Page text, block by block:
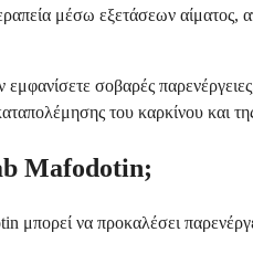
μέσω εξετάσεων
σοβαρές
του καρκίνου και
Mafodotin;
να προκαλέσει